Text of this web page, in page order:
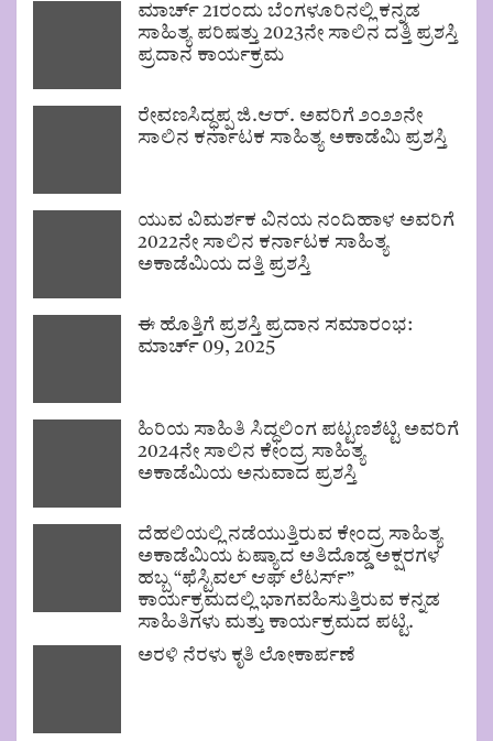
ಮಾರ್ಚ್ 21ರಂದು ಬೆಂಗಳೂರಿನಲ್ಲಿ ಕನ್ನಡ
ಸಾಹಿತ್ಯ ಪರಿಷತ್ತು 2023ನೇ ಸಾಲಿನ ದತ್ತಿ ಪ್ರಶಸ್ತಿ
ಪ್ರದಾನ ಕಾರ್ಯಕ್ರಮ
ರೇವಣಸಿದ್ಧಪ್ಪ ಜಿ.ಆರ್. ಅವರಿಗೆ ೨೦೨೨ನೇ
ಸಾಲಿನ ಕರ್ನಾಟಕ ಸಾಹಿತ್ಯ ಅಕಾಡೆಮಿ ಪ್ರಶಸ್ತಿ
ಯುವ ವಿಮರ್ಶಕ ವಿನಯ ನಂದಿಹಾಳ ಅವರಿಗೆ
2022ನೇ ಸಾಲಿನ ಕರ್ನಾಟಕ ಸಾಹಿತ್ಯ
ಅಕಾಡೆಮಿಯ ದತ್ತಿ ಪ್ರಶಸ್ತಿ
ಈ ಹೊತ್ತಿಗೆ ಪ್ರಶಸ್ತಿ ಪ್ರದಾನ ಸಮಾರಂಭ:
ಮಾರ್ಚ್ 09, 2025
ಹಿರಿಯ ಸಾಹಿತಿ ಸಿದ್ಧಲಿಂಗ ಪಟ್ಟಣಶೆಟ್ಟಿ ಅವರಿಗೆ
2024ನೇ ಸಾಲಿನ ಕೇಂದ್ರ ಸಾಹಿತ್ಯ
ಅಕಾಡೆಮಿಯ ಅನುವಾದ ಪ್ರಶಸ್ತಿ
ದೆಹಲಿಯಲ್ಲಿ ನಡೆಯುತ್ತಿರುವ ಕೇಂದ್ರ ಸಾಹಿತ್ಯ
ಅಕಾಡೆಮಿಯ ಏಷ್ಯಾದ ಅತಿದೊಡ್ಡ ಅಕ್ಷರಗಳ
ಹಬ್ಬ “ಫೆಸ್ಟಿವಲ್ ಆಫ್ ಲೆಟರ್ಸ್”
ಕಾರ್ಯಕ್ರಮದಲ್ಲಿ ಭಾಗವಹಿಸುತ್ತಿರುವ ಕನ್ನಡ
ಸಾಹಿತಿಗಳು ಮತ್ತು ಕಾರ್ಯಕ್ರಮದ ಪಟ್ಟಿ.
ಅರಳಿ ನೆರಳು ಕೃತಿ ಲೋಕಾರ್ಪಣೆ